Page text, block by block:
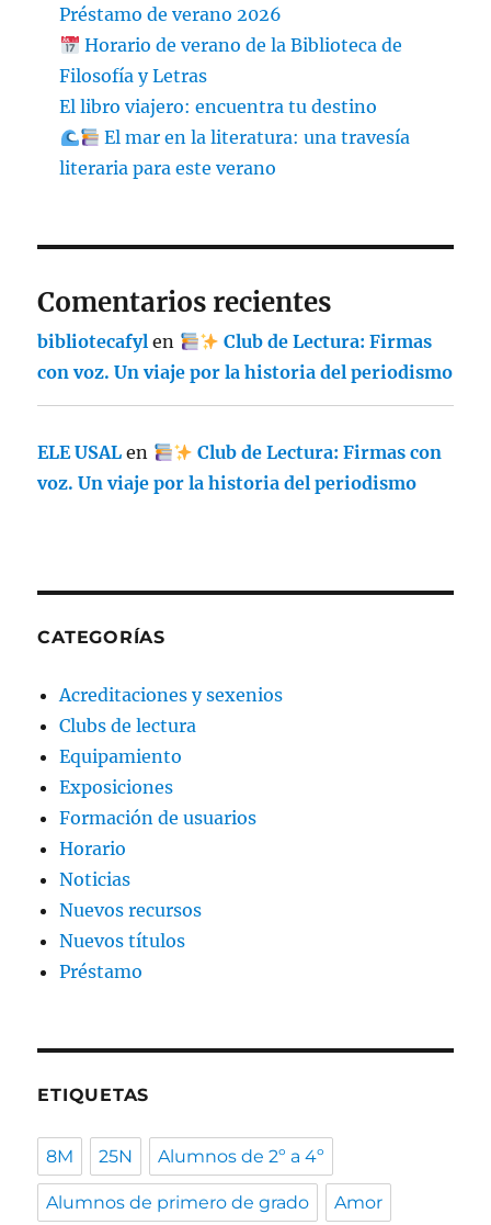
Préstamo de verano 2026
Horario de verano de la Biblioteca de
Filosofía y Letras
El libro viajero: encuentra tu destino
El mar en la literatura: una travesía
literaria para este verano
Comentarios recientes
bibliotecafyl en
Club de Lectura: Firmas
con voz. Un viaje por la historia del periodismo
ELE USAL en
Club de Lectura: Firmas con
voz. Un viaje por la historia del periodismo
CATEGORÍAS
Acreditaciones y sexenios
Clubs de lectura
Equipamiento
Exposiciones
Formación de usuarios
Horario
Noticias
Nuevos recursos
Nuevos títulos
Préstamo
ETIQUETAS
8M 25N Alumnos de 2º a 4º
Alumnos de primero de grado Amor